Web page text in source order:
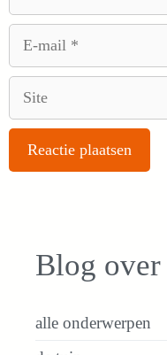
Blog over
alle onderwerpen